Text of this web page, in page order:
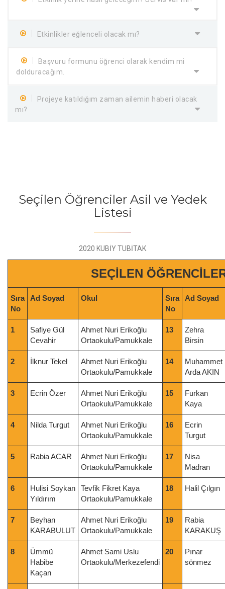
Etkinlikler eğlenceli olacak mı?
Başvuru formunu öğrenci olarak kendim mi
dolduracağım.
Projeye katıldığım zaman ailemin haberi olacak
mı?
Seçilen Öğrenciler Asil ve Yedek
Listesi
2020 KUBİY TUBİTAK
SEÇİLEN
Sıra
No
Ad Soyad Okul
Sıra
No
Ad Soyad
1
Safiye Gül
Cevahir
Ahmet Nuri Erikoğlu
Ortaokulu/Pamukkale
13
Zehra
Birsin
2 İlknur Tekel
Ahmet Nuri Erikoğlu
Ortaokulu/Pamukkale
14
Muhammet
Arda AKIN
3 Ecrin Özer
Ahmet Nuri Erikoğlu
Ortaokulu/Pamukkale
15
Furkan
Kaya
4 Nilda Turgut
Ahmet Nuri Erikoğlu
Ortaokulu/Pamukkale
16
Ecrin
Turgut
5 Rabia ACAR
Ahmet Nuri Erikoğlu
Ortaokulu/Pamukkale
17
Nisa
Madran
6
Hulisi Soykan
Yıldırım
Tevfik Fikret Kaya
Ortaokulu/Pamukkale
18 Halil Çılgın
7
Beyhan
KARABULUT
Ahmet Nuri Erikoğlu
Ortaokulu/Pamukkale
19
Rabia
KARAKUŞ
8
Ümmü
Habibe
Kaçan
Ahmet Sami Uslu
Ortaokulu/Merkezefendi
20
Pınar
sönmez